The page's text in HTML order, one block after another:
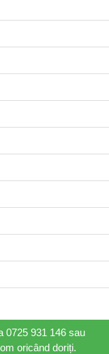
0725 931 146 sau
oricând doriți.